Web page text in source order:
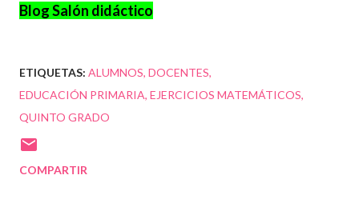
Blog Salón didáctico
ETIQUETAS: ALUMNOS DOCENTES
EDUCACIÓN PRIMARIA EJERCICIOS MATEMÁTICOS
QUINTO GRADO
COMPARTIR